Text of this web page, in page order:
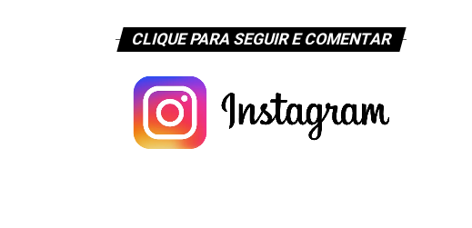
CLIQUE PARA SEGUIR E COMENTAR